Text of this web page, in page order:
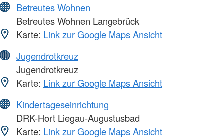
Betreutes Wohnen
Betreutes Wohnen Langebrück
Karte: Link zur Google Maps Ansicht
Jugendrotkreuz
Jugendrotkreuz
Karte: Link zur Google Maps Ansicht
Kindertageseinrichtung
DRK-Hort Liegau-Augustusbad
Karte: Link zur Google Maps Ansicht